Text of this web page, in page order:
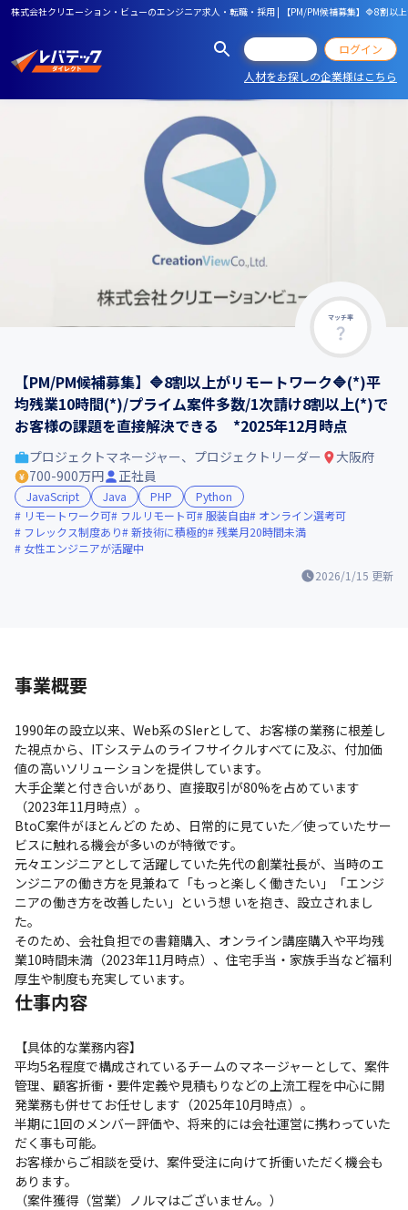
株式会社クリエーション・ビューのエンジニア求人・転職・採用 | 【PM/PM候補募集】🔷8
ログイン
人材をお探しの企業様はこちら
マッチ率
【PM/PM候補募集】🔷8割以上がリモートワーク🔷(*)平
均残業10時間(*)/プライム案件多数/1次請け8割以上(*)で
お客様の課題を直接解決できる *2025年12月時点
2026/1/15 更新
プロジェクトマネージャー、プロジェクトリーダー
大阪府
700-900万円
正社員
JavaScript Java PHP
Python
リモートワーク可
フルリモート可 服装自由
オンライン選考可
フレックス制度あり
新技術に積極的 残業月20時間未満
女性エンジニアが活躍中
事業概要
1990年の設立以来、Web系のSIerとして、お客様の業務に根差し
た視点から、ITシステムのライフサイクルすべてに及ぶ、付加価
値の高いソリューションを提供しています。
大手企業と付き合いがあり、直接取引が80%を占めています
（2023年11月時点）。
BtoC案件がほとんどの ため、日常的に見ていた／使っていたサー
ビスに触れる機会が多いのが特徴です。
元々エンジニアとして活躍していた先代の創業社長が、当時のエ
ンジニアの働き方を見兼ねて「もっと楽しく働きたい」「エンジ
ニアの働き方を改善したい」という想 いを抱き、設立されまし
た。
そのため、会社負担での書籍購入、オンライン講座購入や平均残
業10時間未満（2023年11月時点）、住宅手当・家族手当など福利
厚生や制度も充実しています。
仕事内容
【具体的な業務内容】
平均5名程度で構成されているチームのマネージャーとして、案件
管理、顧客折衝・要件定義や見積もりなどの上流工程を中心に開
発業務も併せてお任せします（2025年10月時点）。
半期に1回のメンバー評価や、将来的には会社運営に携わっていた
だく事も可能。
お客様からご相談を受け、案件受注に向けて折衝いただく機会も
あります。
（案件獲得（営業）ノルマはございません。）